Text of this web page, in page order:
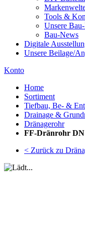
Tools &
Unsere
Bau-News
Digitale
Unsere Beilage/
Konto
Home
Sortiment
Tiefbau, Be- &
Drainage &
Dränagerohr
FF-Dränrohr DN
< Zurück zu